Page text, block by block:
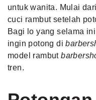
untuk wanita. Mulai
cuci rambut setelah
Bagi lo yang selama
ingin potong di
model rambut
tren.